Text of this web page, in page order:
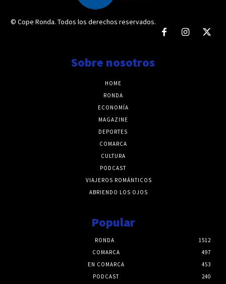
© Cope Ronda. Todos los derechos reservados.
Sobre nosotros
HOME
RONDA
ECONOMÍA
MAGAZINE
DEPORTES
COMARCA
CULTURA
PODCAST
VIAJEROS ROMÁNTICOS
ABRIENDO LOS OJOS
Popular
RONDA
1512
COMARCA
497
EN COMARCA
453
PODCAST
240